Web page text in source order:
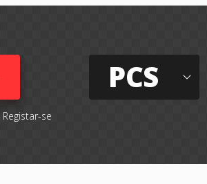
Registar-se
PCS